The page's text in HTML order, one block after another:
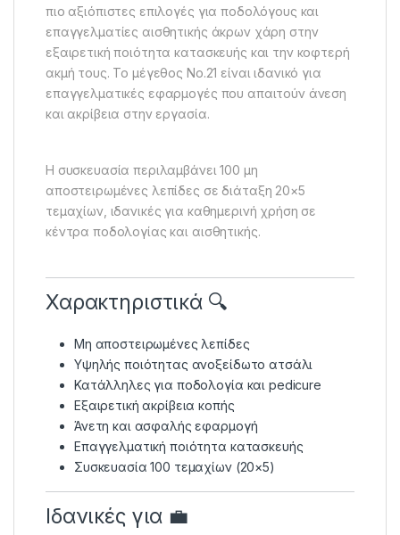
πιο αξιόπιστες επιλογές για ποδολόγους και
επαγγελματίες αισθητικής άκρων χάρη στην
εξαιρετική ποιότητα κατασκευής και την κοφτερή
ακμή τους. Το μέγεθος Νο.21 είναι ιδανικό για
επαγγελματικές εφαρμογές που απαιτούν άνεση
και ακρίβεια στην εργασία.
Η συσκευασία περιλαμβάνει 100 μη
αποστειρωμένες λεπίδες σε διάταξη 20×5
τεμαχίων, ιδανικές για καθημερινή χρήση σε
κέντρα ποδολογίας και αισθητικής.
Χαρακτηριστικά 🔍
Μη αποστειρωμένες λεπίδες
Υψηλής ποιότητας ανοξείδωτο ατσάλι
Κατάλληλες για ποδολογία και pedicure
Εξαιρετική ακρίβεια κοπής
Άνετη και ασφαλής εφαρμογή
Επαγγελματική ποιότητα κατασκευής
Συσκευασία 100 τεμαχίων (20×5)
Ιδανικές για 💼